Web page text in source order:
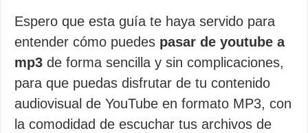
Espero que esta guía te haya servido para
entender cómo puedes pasar de youtube a
mp3 de forma sencilla y sin complicaciones,
para que puedas disfrutar de tu contenido
audiovisual de YouTube en formato MP3, con
la comodidad de escuchar tus archivos de